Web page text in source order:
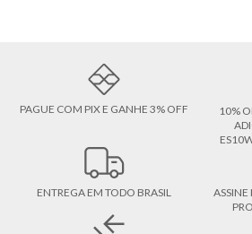
PAGUE COM PIX E GANHE 3% OFF
10%
ENTREGA EM TODO BRASIL
ASSINE